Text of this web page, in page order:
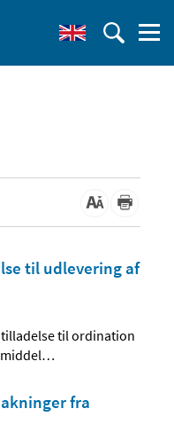
til udlevering af
til ordination
…
fra